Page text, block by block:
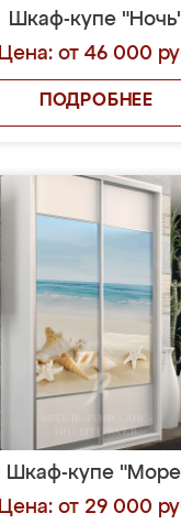
Шкаф-купе
Цена: от 46 000
ПОДРОБНЕЕ
Шкаф-купе
Цена: от 29 000